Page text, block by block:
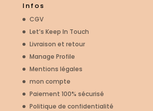
Infos
CGV
Let’s Keep In Touch
Livraison et retour
Manage Profile
Mentions légales
mon compte
Paiement 100% sécurisé
Politique de confidentialité